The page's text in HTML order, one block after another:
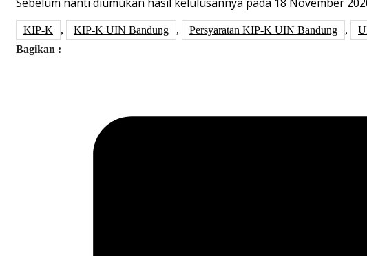
Sebelum nanti diumukan hasil kelulusannya pada 18 November
KIP-K , KIP-K UIN Bandung , Persyaratan KIP-K UIN Bandung ,
Bagikan :